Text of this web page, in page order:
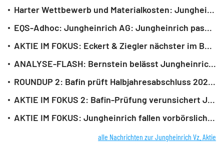
Harter Wettbewerb und Materialkosten: Jungheinrich senkt Gewinnausblick
EQS-Adhoc: Jungheinrich AG: Jungheinrich passt Prognose für 2026 an und gibt vorläufige Zahlen für das 2. Quartal 2026 bekannt (deutsch)
AKTIE IM FOKUS: Eckert & Ziegler nächster im Bafin-Fokus - Kurs erholt sich
ANALYSE-FLASH: Bernstein belässt Jungheinrich auf 'Outperform'
ROUNDUP 2: Bafin prüft Halbjahresabschluss 2025 von Jungheinrich
AKTIE IM FOKUS 2: Bafin-Prüfung verunsichert Jungheinrich-Anleger nur kurz
AKTIE IM FOKUS: Jungheinrich fallen vorbörslich - Bafin leitet Prüfung ein
alle Nachrichten zur Jungheinrich Vz. Aktie